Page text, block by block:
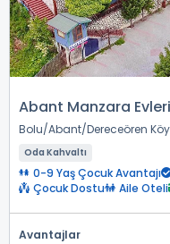
Abant Manzara Evleri
Bolu Abant Dereceören
Oda Kahvaltı
0-9 Yaş Çocuk Avantajı
Çocuk Dostu
Aile Oteli
Avantajlar